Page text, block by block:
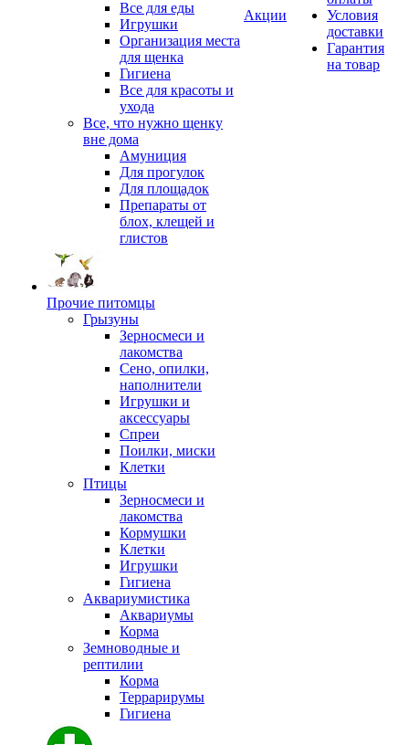
Все для еды
Игрушки
Организация места
для щенка
Гигиена
Все для красоты и
ухода
Все, что нужно щенку
вне дома
Амуниция
Для прогулок
Для площадок
Препараты от
блох, клещей и
глистов
Прочие питомцы
Грызуны
Зерносмеси и
лакомства
Сено, опилки,
наполнители
Игрушки и
аксессуары
Спреи
Поилки, миски
Клетки
Птицы
Зерносмеси и
лакомства
Кормушки
Клетки
Игрушки
Гигиена
Аквариумистика
Аквариумы
Корма
Земноводные и
рептилии
Корма
Террарирумы
Гигиена
Акции
Условия
доставки
Гарантия
на товар